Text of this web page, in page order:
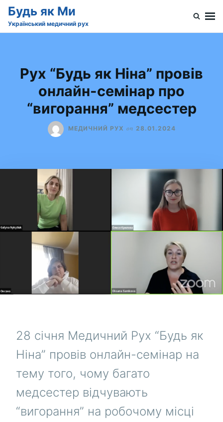
SkipSearch
for:
Будь як Ми
Український медичний рух
Рух “Будь як Ніна” провів
онлайн-семінар про
“вигорання” медсестер
МЕДИЧНИЙ РУХ on 28.01.2024
28 січня Медичний Рух “Будь як
Ніна” провів онлайн-семінар на
тему того, чому багато
медсестер відчувають
“вигорання” на робочому місці